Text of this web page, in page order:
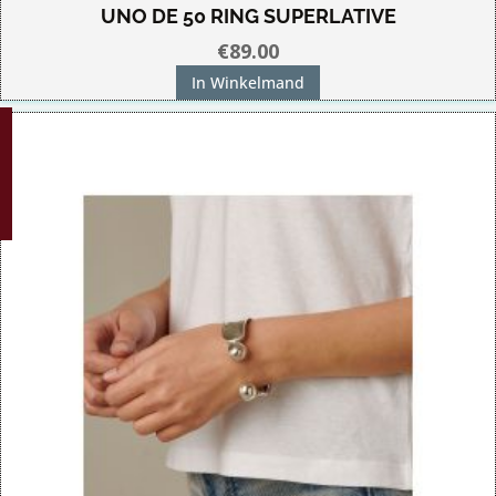
UNO DE 50 RING SUPERLATIVE
€89.00
In Winkelmand